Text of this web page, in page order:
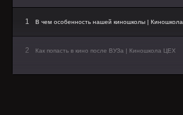
1 В чем особенность нашей киношколы |
2 Как попасть в кино после ВУЗа | Киношкола ЦЕХ